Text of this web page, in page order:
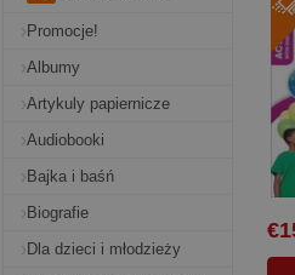
Promocje!
Albumy
Artykuly papiernicze
Audiobooki
Bajka i baśń
Biografie
Dla dzieci i młodzieży